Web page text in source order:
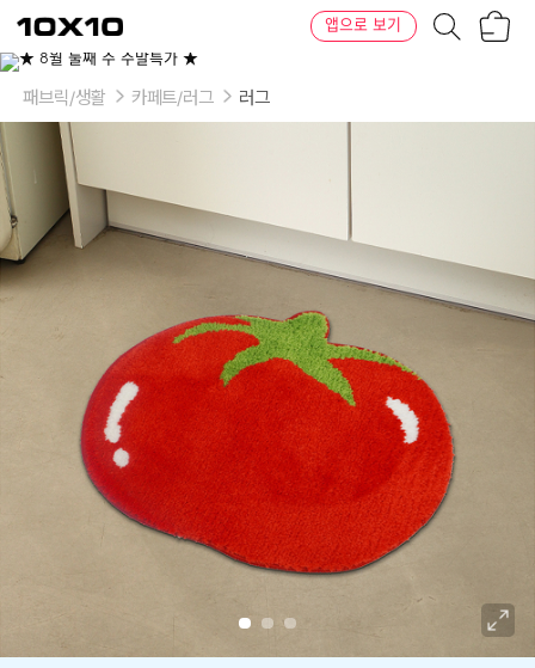
텐
바
텐
앱으로 보기
이
상
-
선
프
팅
러
그
패브릭/생활 카페트/러그 러그